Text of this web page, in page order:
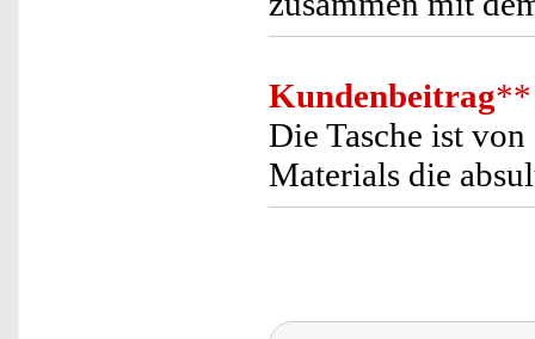
Kundenbeitrag**
Die Tasche ist
Materials die